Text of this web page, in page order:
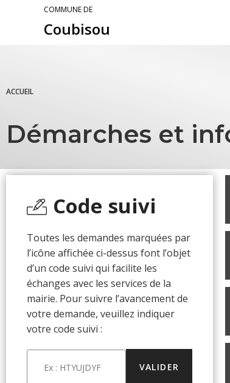
COMMUNE DE
Coubisou
ACCUEIL
Démarches et
Code suivi
Toutes les demandes marquées par
l’icône affichée ci-dessus font l’objet
d’un code suivi qui facilite les
échanges avec les services de la
mairie. Pour suivre l’avancement de
votre demande, veuillez indiquer
votre code suivi :